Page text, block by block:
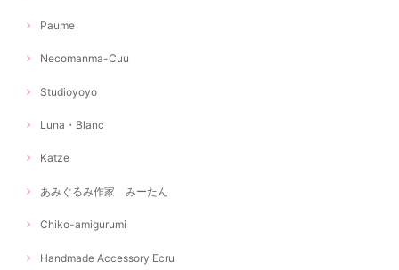
Paume
Necomanma-Cuu
Studioyoyo
Luna・Blanc
Katze
あみぐるみ作家 みーたん
Chiko-amigurumi
Handmade Accessory Ecru